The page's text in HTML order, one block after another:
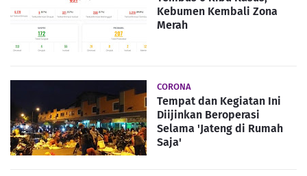
Kebumen Kembali Zona
Merah
CORONA
Tempat dan Kegiatan Ini
Diijinkan Beroperasi
Selama 'Jateng di Rumah
Saja'